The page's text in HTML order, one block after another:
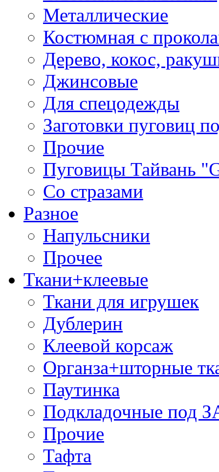
Металлические
Костюмная с
Дерево, кокос,
Джинсовые
Для спецодежды
Заготовки пуговиц
Прочие
Пуговицы Тайвань
Со стразами
Разное
Напульсники
Прочее
Ткани+клеевые
Ткани для игрушек
Дублерин
Клеевой корсаж
Органза+шторные
Паутинка
Подкладочные под
Прочие
Тафта